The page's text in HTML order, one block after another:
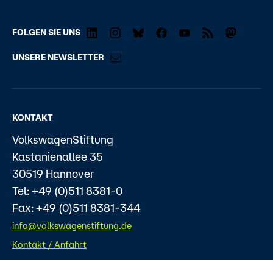
FOLGEN SIE UNS
UNSERE NEWSLETTER
KONTAKT
VolkswagenStiftung
Kastanienallee 35
30519 Hannover
Tel: +49 (0)511 8381-0
Fax: +49 (0)511 8381-344
info@volkswagenstiftung.de
Kontakt / Anfahrt